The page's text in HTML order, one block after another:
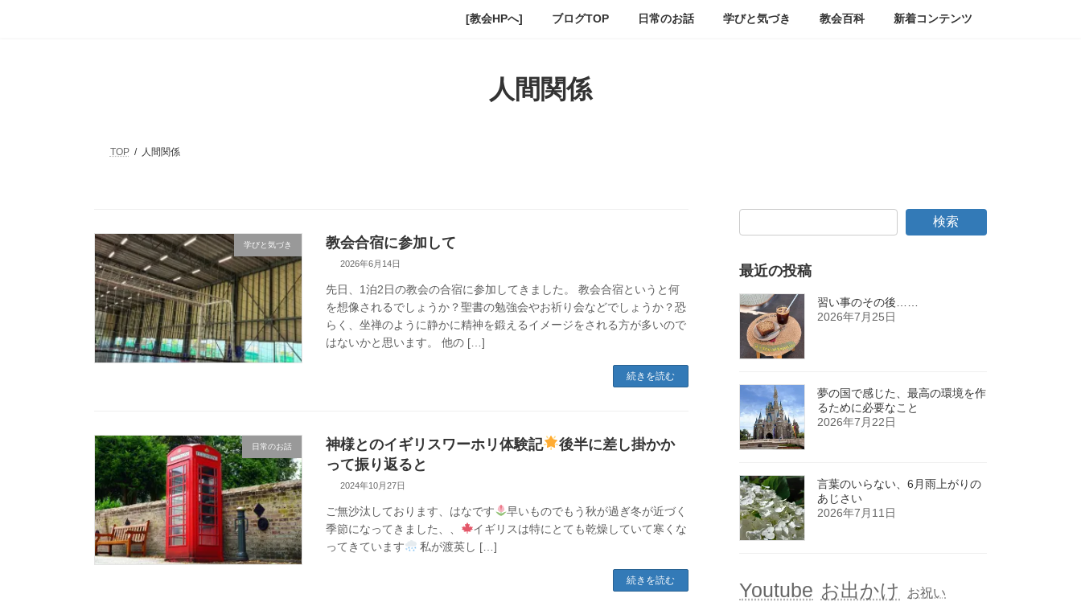
[教会HPへ] ブログTOP 日常のお話 学びと気づき 教会百科 新着コンテンツ
人間関係
TOP 人間関係
学びと気づき 教会合宿に参加して
2026年6月14日
先日、1泊2日の教会の合宿に参加してきました。 教会合宿というと何
を想像されるでしょうか？聖書の勉強会やお祈り会などでしょうか？恐
らく、坐禅のように静かに精神を鍛えるイメージをされる方が多いので
はないかと思います。 他の […]
続きを読む
日常のお話 神様とのイギリスワーホリ体験記
後半に差し掛かか
って振り返ると
2024年10月27日
ご無沙汰しております、はなです
早いものでもう秋が過ぎ冬が近づく
季節になってきました、、
イギリスは特にとても乾燥していて寒くな
ってきています
私が渡英し […]
続きを読む
検索
最近の投稿
習い事のその後……
2026年7月25日
夢の国で感じた、最高の環境を作
るために必要なこと
2026年7月22日
言葉のいらない、6月雨上がりの
あじさい
2026年7月11日
Youtube お出かけ
お祝い